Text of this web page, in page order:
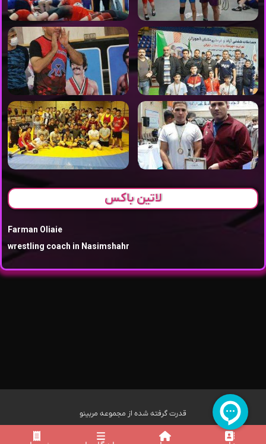
لاتین باکس
Farman Oliaie
wrestling coach in Nasimshahr
قدرت گرفته شده از مجموعه مربینو